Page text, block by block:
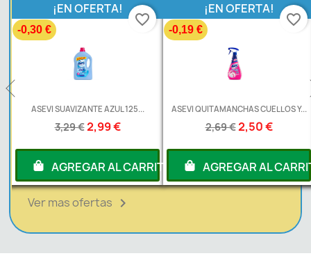
ASEVI SUAVIZANTE AZUL 125...
3,29 €2,99 €
¡EN OFERTA!
-0,30 €
AGREGAR AL CARRITO
favorite_border
ASEVI QUITAMANCHAS CUELLOS Y...
2,69 €2,50 €
¡EN OFERTA!
-0,19 €
AGREGAR AL
favorite_border
Ver mas ofertas 